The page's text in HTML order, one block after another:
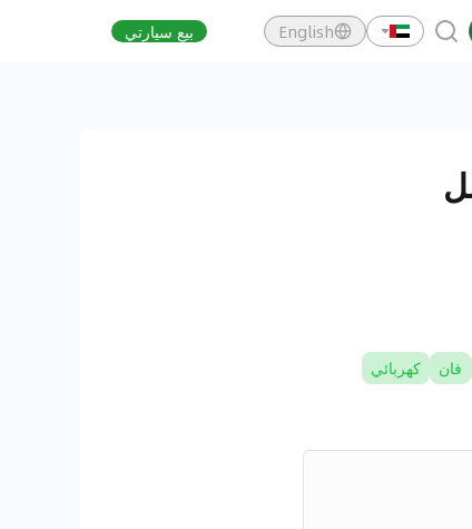
English بيع سيارتي
فان
كهربائي